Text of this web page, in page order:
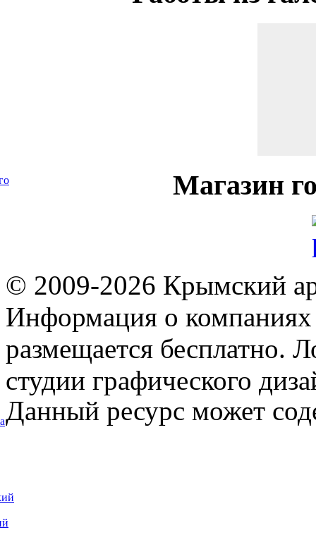
Магазин
© 2009-2026 Крымский
Информация о компаниях
размещается бесплатно.
студии графического
Данный ресурс может